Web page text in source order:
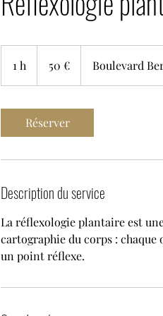
1 h 50 € Boulevard
Réserver
Description du service
La réflexologie plantaire est
cartographie du corps : chaque
un point réflexe.